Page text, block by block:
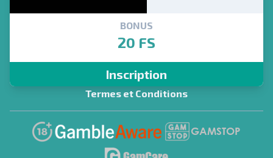
BONUS
20 FS
Inscription
Termes et Conditions